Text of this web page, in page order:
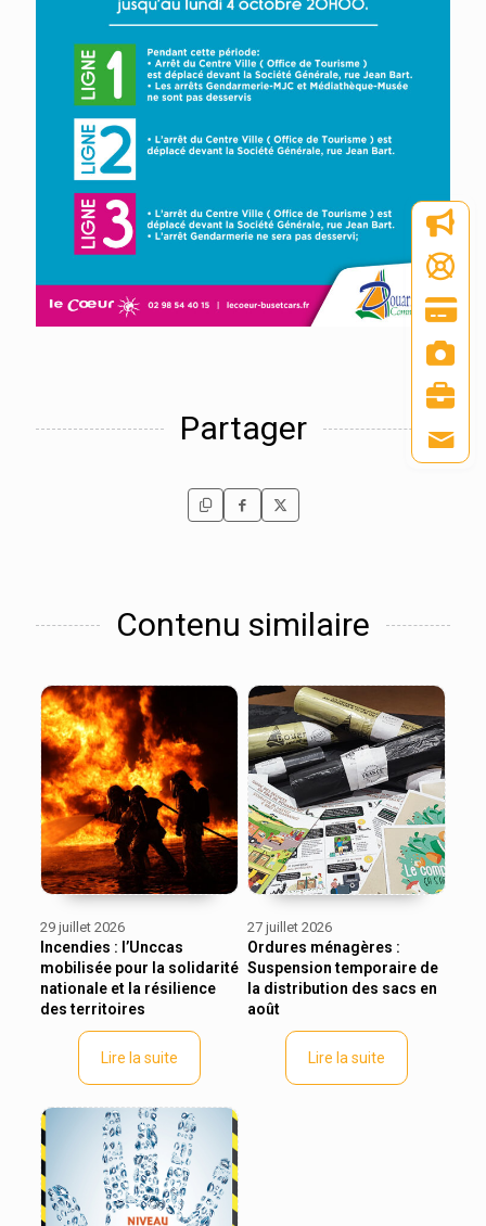
Partager
Contenu similaire
29 juillet 2026
Incendies : l’Unccas
mobilisée pour la solidarité
nationale et la résilience
des territoires
Lire la suite
27 juillet 2026
Ordures ménagères :
Suspension temporaire de
la distribution des sacs en
août
Lire la suite